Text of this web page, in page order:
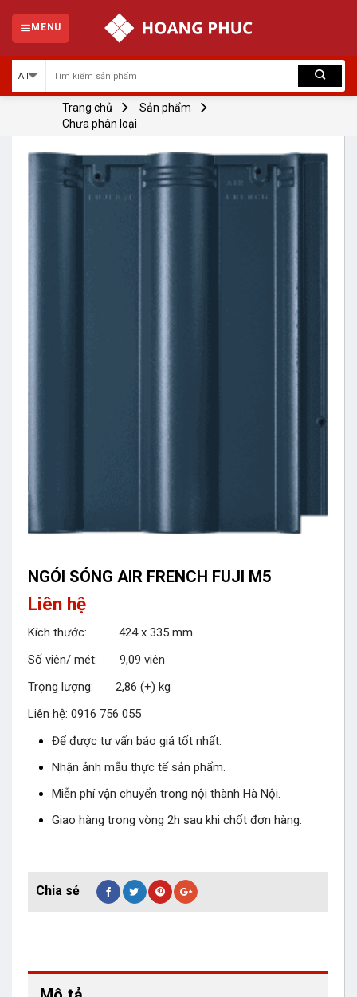
content
MENU
Trang chủ
Sản phẩm
Chưa phân loại
NGÓI SÓNG AIR FRENCH FUJI M5
Liên hệ
Kích thước: 424 x 335 mm
Số viên/ mét: 9,09 viên
Trọng lượng: 2,86 (+) kg
Liên hệ: 0916 756 055
Để được tư vấn báo giá tốt nhất.
Nhận ảnh mẫu thực tế sản phẩm.
Miễn phí vận chuyển trong nội thành Hà Nội.
Giao hàng trong vòng 2h sau khi chốt đơn hàng.